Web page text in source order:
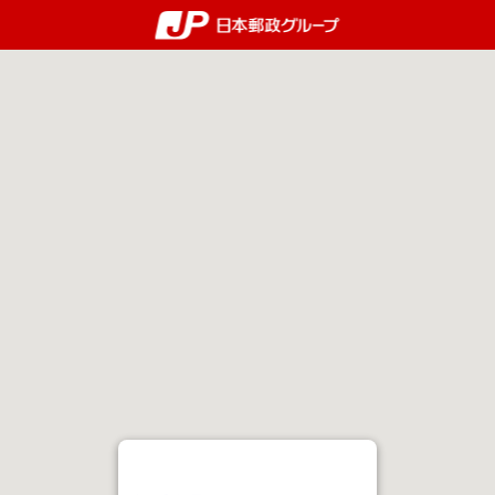
郵便局・日本郵政グループ